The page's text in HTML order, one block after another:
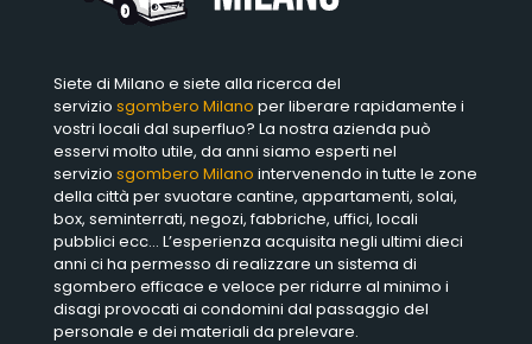
Siete di Milano e siete alla ricerca del
servizio sgombero Milano per liberare rapidamente i
vostri locali dal superfluo? La nostra azienda può
esservi molto utile, da anni siamo esperti nel
servizio sgombero Milano intervenendo in tutte le zone
della città per svuotare cantine, appartamenti, solai,
box, seminterrati, negozi, fabbriche, uffici, locali
pubblici ecc… L’esperienza acquisita negli ultimi dieci
anni ci ha permesso di realizzare un sistema di
sgombero efficace e veloce per ridurre al minimo i
disagi provocati ai condomini dal passaggio del
personale e dei materiali da prelevare.